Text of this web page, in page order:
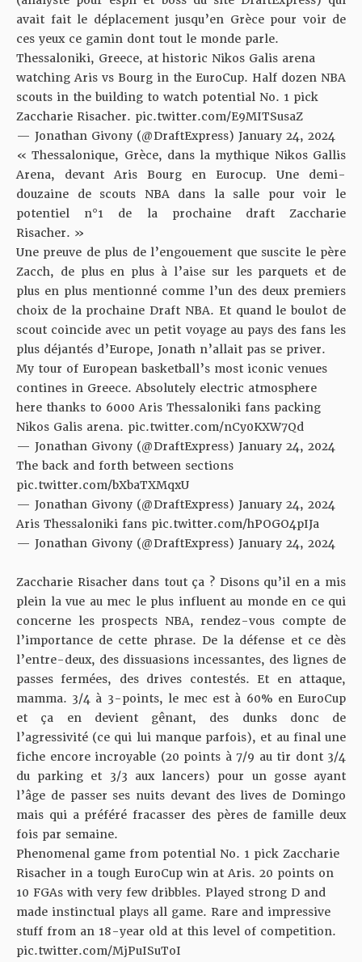
avait fait le déplacement jusqu’en Grèce pour voir de
ces yeux ce gamin dont tout le monde parle.
Thessaloniki, Greece, at historic Nikos Galis arena
watching Aris vs Bourg in the EuroCup. Half dozen NBA
scouts in the building to watch potential No. 1 pick
Zaccharie Risacher. pic.twitter.com/E9MITSusaZ
— Jonathan Givony (@DraftExpress) January 24, 2024
« Thessalonique, Grèce, dans la mythique Nikos Gallis
Arena, devant Aris Bourg en Eurocup. Une demi-
douzaine de scouts NBA dans la salle pour voir le
potentiel n°1 de la prochaine draft Zaccharie
Risacher. »
Une preuve de plus de l’engouement que suscite le père
Zacch, de plus en plus à l’aise sur les parquets et de
plus en plus mentionné comme l’un des deux premiers
choix de la prochaine Draft NBA. Et quand le boulot de
scout coincide avec un petit voyage au pays des fans les
plus déjantés d’Europe, Jonath n’allait pas se priver.
My tour of European basketball’s most iconic venues
contines in Greece. Absolutely electric atmosphere
here thanks to 6000 Aris Thessaloniki fans packing
Nikos Galis arena. pic.twitter.com/nCy0KXW7Qd
— Jonathan Givony (@DraftExpress) January 24, 2024
The back and forth between sections
pic.twitter.com/bXbaTXMqxU
— Jonathan Givony (@DraftExpress) January 24, 2024
Aris Thessaloniki fans pic.twitter.com/hPOGO4pIJa
— Jonathan Givony (@DraftExpress) January 24, 2024
Zaccharie Risacher dans tout ça ? Disons qu’il en a mis
plein la vue au mec le plus influent au monde en ce qui
concerne les prospects NBA, rendez-vous compte de
l’importance de cette phrase. De la défense et ce dès
l’entre-deux, des dissuasions incessantes, des lignes de
passes fermées, des drives contestés. Et en attaque,
mamma. 3/4 à 3-points, le mec est à 60% en EuroCup
et ça en devient gênant, des dunks donc de
l’agressivité (ce qui lui manque parfois), et au final une
fiche encore incroyable (20 points à 7/9 au tir dont 3/4
du parking et 3/3 aux lancers) pour un gosse ayant
l’âge de passer ses nuits devant des lives de Domingo
mais qui a préféré fracasser des pères de famille deux
fois par semaine.
Phenomenal game from potential No. 1 pick Zaccharie
Risacher in a tough EuroCup win at Aris. 20 points on
10 FGAs with very few dribbles. Played strong D and
made instinctual plays all game. Rare and impressive
stuff from an 18-year old at this level of competition.
pic.twitter.com/MjPuISuToI